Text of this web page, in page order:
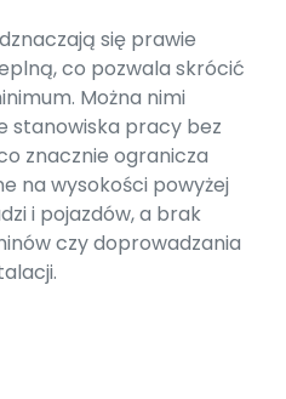
się prawie
co pozwala skrócić
Można nimi
stanowiska pracy bez
znacznie ogranicza
na wysokości powyżej
i pojazdów, a brak
czy doprowadzania